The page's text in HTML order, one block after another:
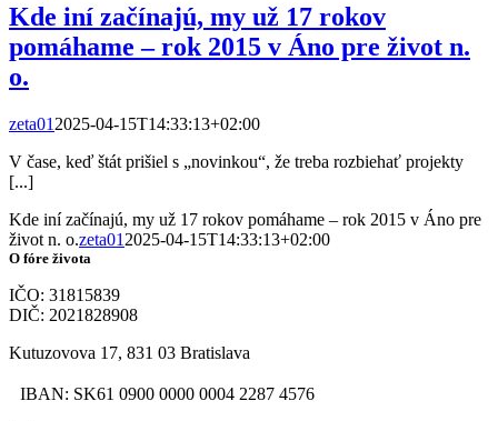
Kde iní začínajú, my už 17 rokov
pomáhame – rok 2015 v Áno pre život n.
o.
zeta01 2025-04-15T14:33:13+02:00
V čase, keď štát prišiel s „novinkou“, že treba rozbiehať projekty
[...]
Kde iní začínajú, my už 17 rokov pomáhame – rok 2015 v Áno pre
život n. o.zeta01 2025-04-15T14:33:13+02:00
O fóre života
IČO: 31815839
DIČ: 2021828908
Kutuzovova 17, 831 03 Bratislava
IBAN: SK61 0900 0000 0004 2287 4576